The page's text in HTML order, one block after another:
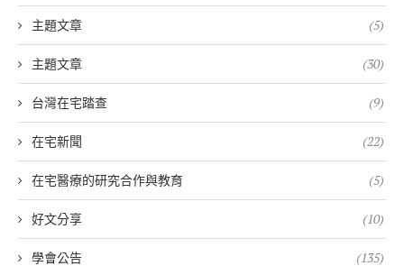
主題文章 (5)
主題文章 (30)
台灣在宅踏查 (9)
在宅新聞 (22)
在宅醫療的研究合作與教育 (5)
好文分享 (10)
學會公告 (135)